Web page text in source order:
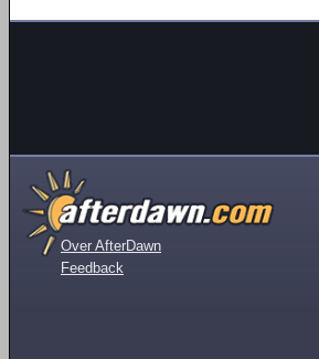
Over AfterDawn
Feedback